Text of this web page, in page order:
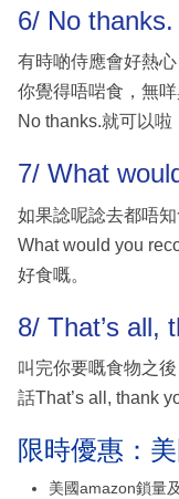
6/ No thanks.
有時啲侍應會好熱
你覺得唔啱食，無
No thanks.就可以啦
7/ What
如果諗呢諗去都唔
What would you
好食嘅。
8/ That’s all,
叫完你要嘅食物之
話That’s all, thank
限時優惠：
美國amazon鎖量